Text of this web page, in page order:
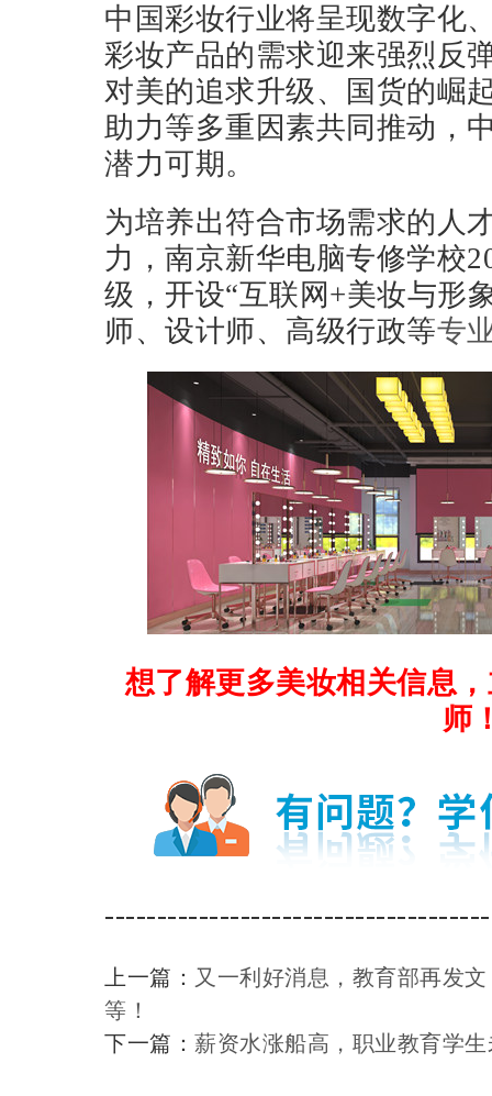
中国彩妆行业将呈现数字化
彩妆产品的需求迎来强烈反
对美的追求升级、国货的崛
助力等多重因素共同推动，
潜力可期。
为培养出符合市场需求的人
力，南京新华电脑专修学校
级，开设“互联网+美妆与形
师、设计师、高级行政等专
想了解更多美妆相关信息
师
上一篇： 又一利好消息，教育部再发
等！
下一篇： 薪资水涨船高，职业教育学